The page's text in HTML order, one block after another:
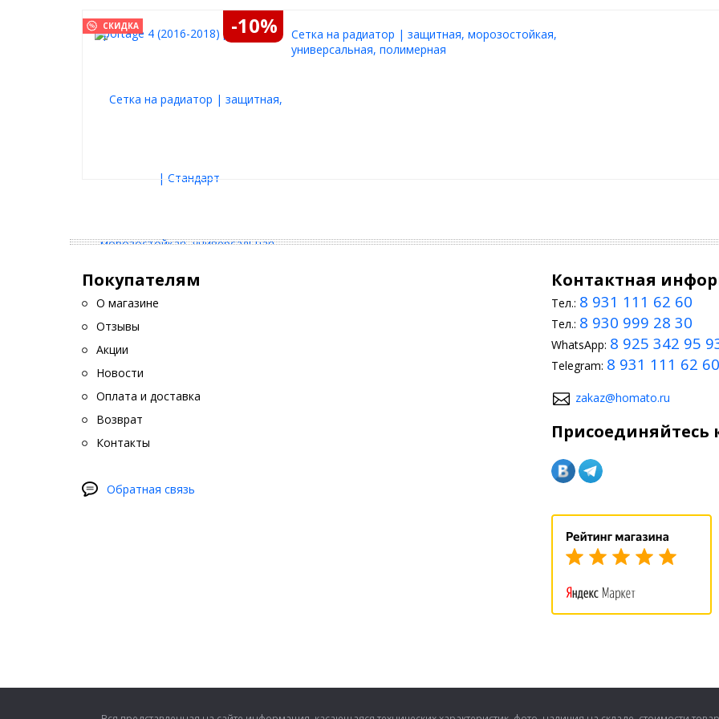
СКИДКА -10%
Cетка на радиатор | защитная, морозостойкая,
универсальная, полимерная
Покупателям
О магазине
Отзывы
Акции
Новости
Оплата и доставка
Возврат
Контакты
Обратная связь
Контактная
Тел.: 8 931 111 62 60
Тел.: 8 930 999 28 30
WhatsApp: 8 925 342 95
Telegram: 8 931 111 62 60
zakaz@homato.ru
Присоединяйтесь